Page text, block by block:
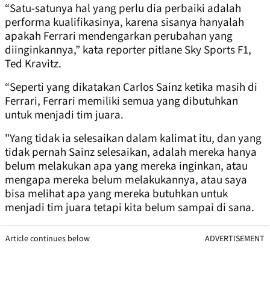
“Satu-satunya hal yang perlu dia perbaiki adalah
performa kualifikasinya, karena sisanya hanyalah
apakah Ferrari mendengarkan perubahan yang
diinginkannya,” kata reporter pitlane Sky Sports F1,
Ted Kravitz.
“Seperti yang dikatakan Carlos Sainz ketika masih di
Ferrari, Ferrari memiliki semua yang dibutuhkan
untuk menjadi tim juara.
"Yang tidak ia selesaikan dalam kalimat itu, dan yang
tidak pernah Sainz selesaikan, adalah mereka hanya
belum melakukan apa yang mereka inginkan, atau
mengapa mereka belum melakukannya, atau saya
bisa melihat apa yang mereka butuhkan untuk
menjadi tim juara tetapi kita belum sampai di sana.
Article continues below ADVERTISEMENT